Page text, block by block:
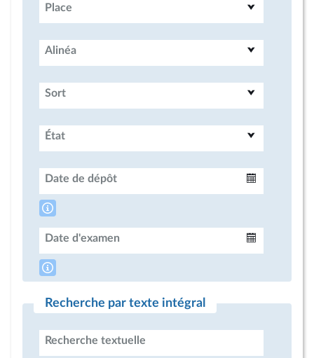
Place
Alinéa
Sort
État
Date de dépôt
Date d'examen
Recherche par texte intégral
Recherche textuelle